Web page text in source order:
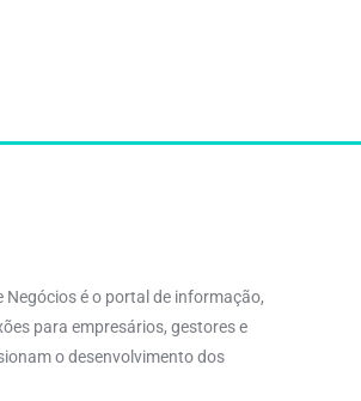
Negócios é o portal de informação,
para empresários, gestores e
o desenvolvimento dos